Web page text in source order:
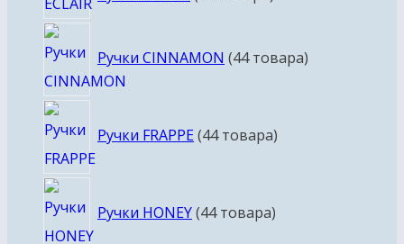
Ручки CINNAMON 44 товара
Ручки FRAPPE 44 товара
Ручки HONEY 44 товара